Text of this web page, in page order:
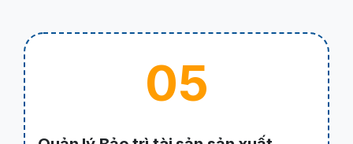
05